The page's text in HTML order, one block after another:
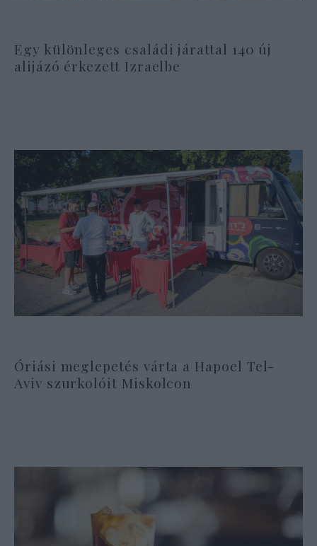
Egy különleges családi járattal 140 új
alijázó érkezett Izraelbe
Óriási meglepetés várta a Hapoel Tel-
Aviv szurkolóit Miskolcon